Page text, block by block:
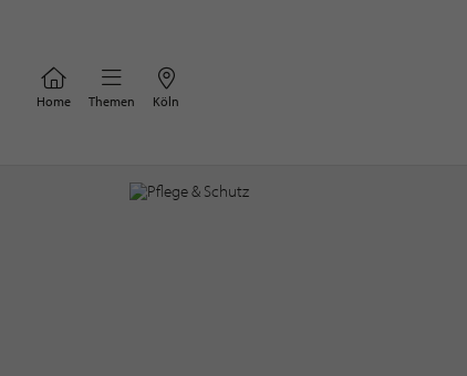
Home Themen Köln